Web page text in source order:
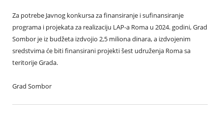
Za potrebe Javnog konkursa za finansiranje i sufinansiranje
programa i projekata za realizaciju LAP-a Roma u 2024. godini, Grad
Sombor je iz budžeta izdvojio 2,5 miliona dinara, a izdvojenim
sredstvima će biti finansirani projekti šest udruženja Roma sa
teritorije Grada.
Grad Sombor